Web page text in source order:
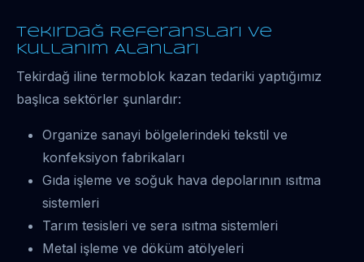
Tekirdağ Referansları ve
Kullanım Alanları
Tekirdağ iline termoblok kazan tedariki yaptığımız
başlıca sektörler şunlardır:
Organize sanayi bölgelerindeki tekstil ve
konfeksiyon fabrikaları
Gıda işleme ve soğuk hava depolarının ısıtma
sistemleri
Tarım tesisleri ve sera ısıtma sistemleri
Metal işleme ve döküm atölyeleri